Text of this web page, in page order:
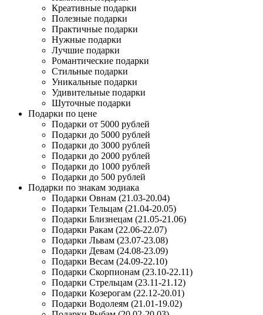
Креативные подарки
Полезные подарки
Практичные подарки
Нужные подарки
Лучшие подарки
Романтические подарки
Стильные подарки
Уникальные подарки
Удивительные подарки
Шуточные подарки
Подарки по цене
Подарки от 5000 рублей
Подарки до 5000 рублей
Подарки до 3000 рублей
Подарки до 2000 рублей
Подарки до 1000 рублей
Подарки до 500 рублей
Подарки по знакам зодиака
Подарки Овнам (21.03-20.04)
Подарки Тельцам (21.04-20.05)
Подарки Близнецам (21.05-21.06)
Подарки Ракам (22.06-22.07)
Подарки Львам (23.07-23.08)
Подарки Девам (24.08-23.09)
Подарки Весам (24.09-22.10)
Подарки Скорпионам (23.10-22.11)
Подарки Стрельцам (23.11-21.12)
Подарки Козерогам (22.12-20.01)
Подарки Водолеям (21.01-19.02)